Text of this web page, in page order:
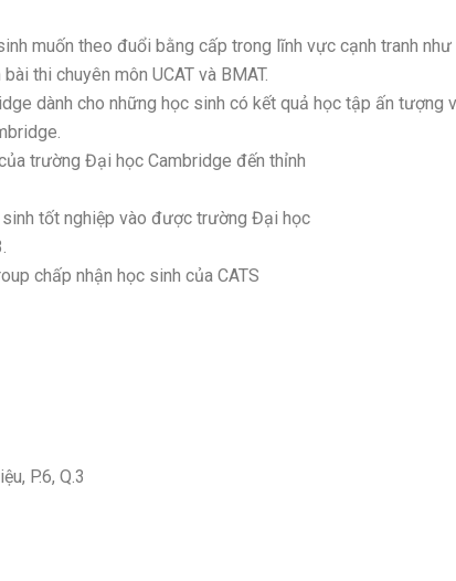
muốn theo đuổi bằng cấp trong lĩnh vực cạnh tranh như
thi chuyên môn UCAT và BMAT.
dành cho những học sinh có kết quả học tập ấn
trường Đại học Cambridge đến thỉnh
tốt nghiệp vào được trường Đại học
chấp nhận học sinh của CATS
P.6, Q.3